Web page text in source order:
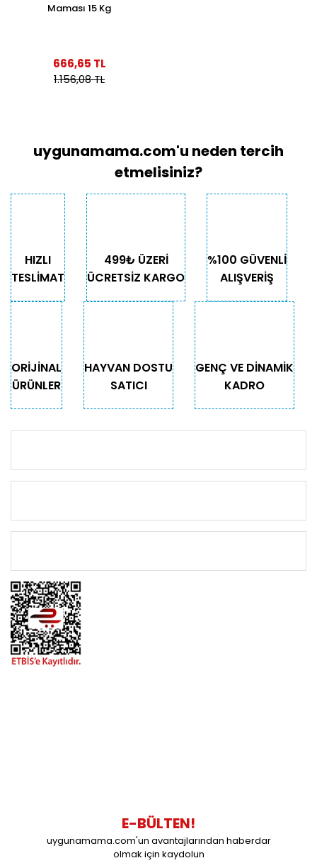
Maması 15 Kg
666,65 TL
1.156,08 TL
uygunamama.com'u neden tercih
etmelisiniz?
HIZLI
TESLİMAT
499₺ ÜZERİ
ÜCRETSİZ KARGO
%100 GÜVENLİ
ALIŞVERİŞ
ORİJİNAL
ÜRÜNLER
HAYVAN DOSTU
SATICI
GENÇ VE DİNAMİK
KADRO
E-BÜLTEN!
uygunamama.com'un avantajlarından haberdar
olmak için kaydolun